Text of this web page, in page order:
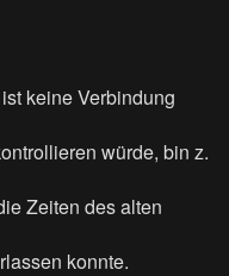
keine Verbindung
würde, bin z.
Zeiten des alten
konnte.